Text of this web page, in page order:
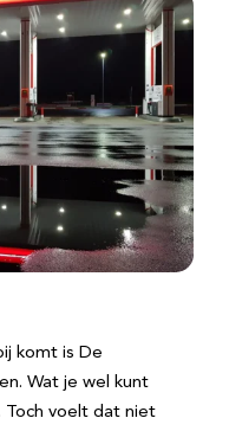
komt is De
Wat je wel kunt
Toch voelt dat niet